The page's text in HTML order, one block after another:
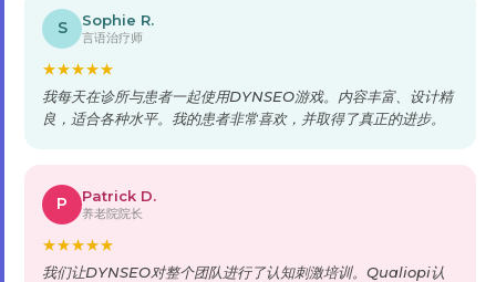
S Sophie R.
言语治疗师
★★★★★
我每天在诊所与患者一起使用DYNSEO游戏。内容丰富、设计精
良，适合各种水平。我的患者非常喜欢，并取得了真正的进步。
P Patrick D.
养老院院长
★★★★★
我们让DYNSEO对整个团队进行了认知刺激培训。Qualiopi认